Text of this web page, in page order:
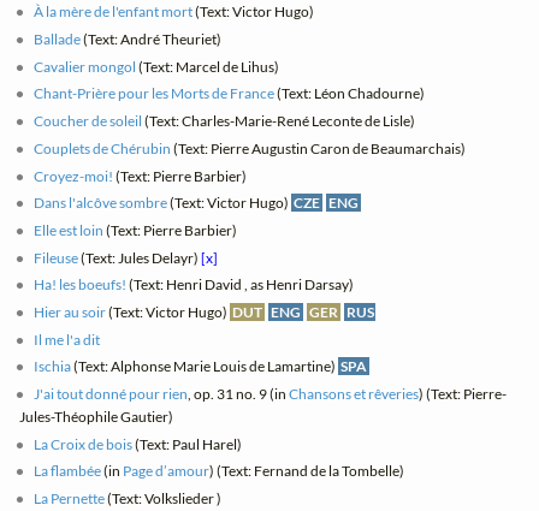
À la mère de l'enfant mort(Text: Victor Hugo)
Ballade(Text: André Theuriet)
Cavalier mongol (Text: Marcel de Lihus)
Chant-Prière pour les Morts de France(Text: Léon Chadourne)
Coucher de soleil (Text: Charles-Marie-René Leconte de Lisle)
Couplets de Chérubin (Text: Pierre Augustin Caron de Beaumarchais)
Croyez-moi! (Text: Pierre Barbier)
Dans l'alcôve sombre(Text: Victor Hugo) CZE ENG
Elle est loin (Text: Pierre Barbier)
Fileuse(Text: Jules Delayr)[x]
Ha! les boeufs! (Text: Henri David , as Henri Darsay)
Hier au soir(Text: Victor Hugo) DUT ENG GER RUS
Il me l'a dit
Ischia(Text: Alphonse Marie Louis de Lamartine) SPA
J'ai tout donné pour rien , op. 31 no. 9 (inChansons et rêveries) (Text: Pierre-
Jules-Théophile Gautier)
La Croix de bois(Text: Paul Harel)
La flambée(in Page d’amour) (Text: Fernand de la Tombelle)
La Pernette(Text: Volkslieder )